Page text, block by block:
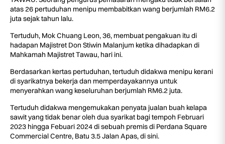
atas 26 pertuduhan menipu membabitkan wang berjumlah RM6.2
juta sejak tahun lalu.
Tertuduh, Mok Chuang Leon, 36, membuat pengakuan itu di
hadapan Majistret Don Stiwin Malanjum ketika dihadapkan di
Mahkamah Majistret Tawau, hari ini.
Berdasarkan kertas pertuduhan, tertuduh didakwa menipu kerani
di syarikatnya bekerja dan memperdayakannya untuk
menyerahkan wang keseluruhan berjumlah RM6.2 juta.
Tertuduh didakwa mengemukakan penyata jualan buah kelapa
sawit yang tidak benar oleh dua syarikat bagi tempoh Februari
2023 hingga Febuari 2024 di sebuah premis di Perdana Square
Commercial Centre, Batu 3.5 Jalan Apas, di sini.